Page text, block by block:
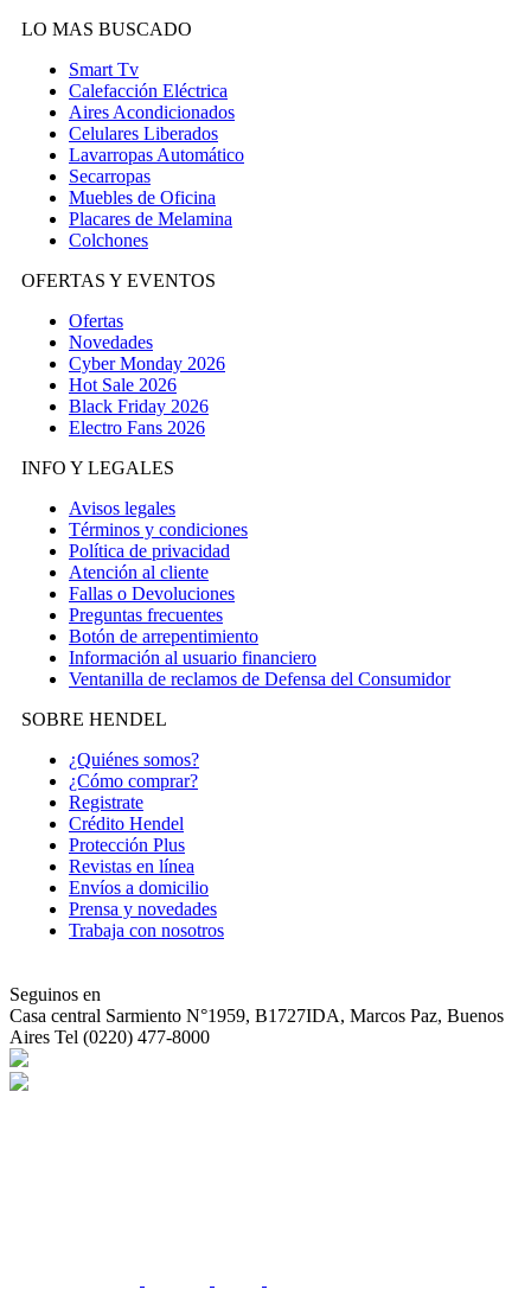
LO MAS BUSCADO
Smart Tv
Calefacción Eléctrica
Aires Acondicionados
Celulares Liberados
Lavarropas Automático
Secarropas
Muebles de Oficina
Placares de Melamina
Colchones
OFERTAS Y EVENTOS
Ofertas
Novedades
Cyber Monday 2026
Hot Sale 2026
Black Friday 2026
Electro Fans 2026
INFO Y LEGALES
Avisos legales
Términos y condiciones
Política de privacidad
Atención al cliente
Fallas o Devoluciones
Preguntas frecuentes
Botón de arrepentimiento
Información al usuario financiero
Ventanilla de reclamos de Defensa del Consumidor
SOBRE HENDEL
¿Quiénes somos?
¿Cómo comprar?
Registrate
Crédito Hendel
Protección Plus
Revistas en línea
Envíos a domicilio
Prensa y novedades
Trabaja con nosotros
Seguinos en
Casa central Sarmiento N°1959, B1727IDA, Marcos Paz, Buenos
Aires Tel (0220) 477-8000